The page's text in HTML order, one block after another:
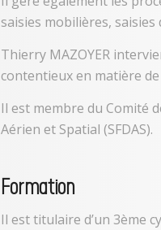
saisies mobilières,
Thierry MAZOYER
contentieux en matière
Il est membre du Comité
Aérien et Spatial (SFDAS).
Formation
Il est titulaire d’un 3ème